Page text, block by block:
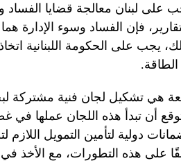
على لبنان معالجة قضايا الفساد
فإن الفساد وسوء الإدارة
يجب على الحكومة اللبنانية
هي تشكيل لجان فنية مشتركة
أن تبدأ هذه اللجان عملها في
دولية لتأمين التمويل اللازم
على هذه التطورات، مع الأخذ في